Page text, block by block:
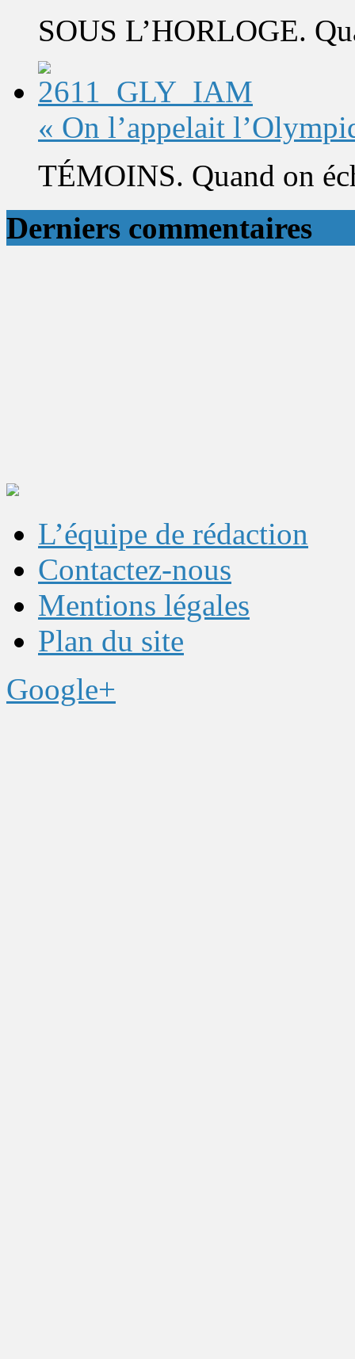
SOUS L’HORLOGE.
« On l’appelait
TÉMOINS. Quand on
Derniers commentaires
L’équipe de rédaction
Contactez-nous
Mentions légales
Plan du site
Google+